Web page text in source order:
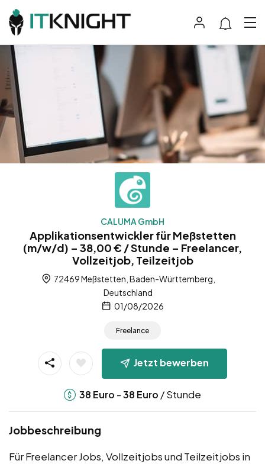
CALUMA GmbH
Applikationsentwickler für Meßstetten
(m/w/d) – 38,00 € / Stunde – Freelancer,
Vollzeitjob, Teilzeitjob
72469 Meßstetten, Baden-Württemberg,
Deutschland
01/08/2026
Freelance
Jetzt bewerben
38 Euro -38 Euro / Stunde
Jobbeschreibung
Für Freelancer Jobs, Vollzeitjobs und Teilzeitjobs in